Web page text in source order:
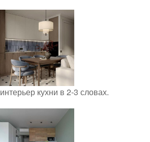
кухни в 2-3 словах.